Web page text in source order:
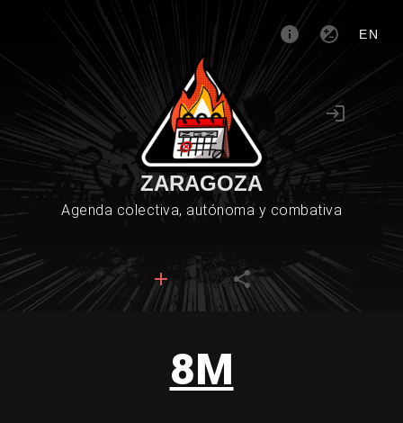
EN
ZARAGOZA
Agenda colectiva, autónoma y combativa
8M